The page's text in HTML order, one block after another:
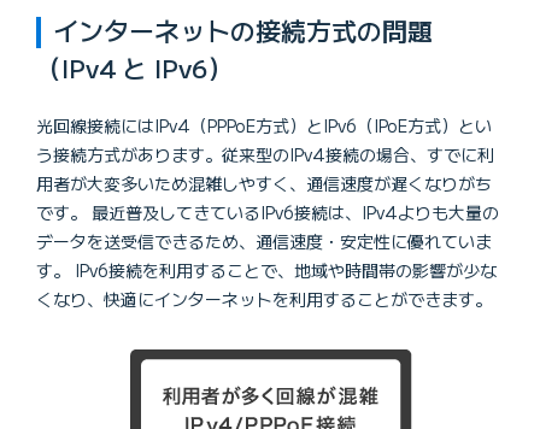
インターネットの接続方式の問題
（IPv4 と IPv6）
光回線接続にはIPv4（PPPoE方式）とIPv6（IPoE方式）とい
う接続方式があります。従来型のIPv4接続の場合、すでに利
用者が大変多いため混雑しやすく、通信速度が遅くなりがち
です。 最近普及してきているIPv6接続は、IPv4よりも大量の
データを送受信できるため、通信速度・安定性に優れていま
す。 IPv6接続を利用することで、地域や時間帯の影響が少な
くなり、快適にインターネットを利用することができます。